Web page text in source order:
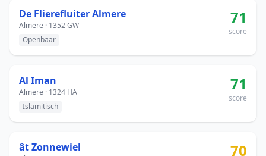
De Flierefluiter Almere
Almere · 1352 GW
Openbaar
71
score
Al Iman
Almere · 1324 HA
Islamitisch
71
score
ât Zonnewiel 70